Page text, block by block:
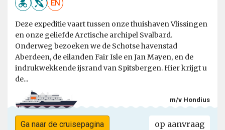
EN
Deze expeditie vaart tussen onze thuishaven Vlissingen
en onze geliefde Arctische archipel Svalbard.
Onderweg bezoeken we de Schotse havenstad
Aberdeen, de eilanden Fair Isle en Jan Mayen, en de
indrukwekkende ijsrand van Spitsbergen. Hier krijgt u
de...
m/v Hondius
Ga naar de cruisepagina op aanvraag